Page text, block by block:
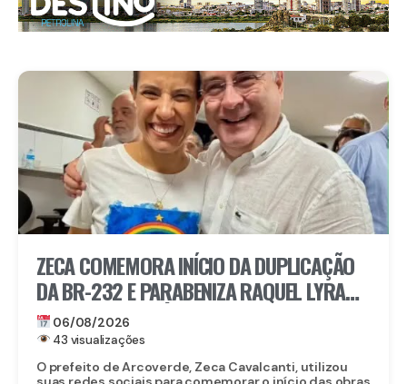
ZECA COMEMORA INÍCIO DA DUPLICAÇÃO
DA BR-232 E PARABENIZA RAQUEL LYRA
POR OBRA HISTÓRICA PARA O INTERIOR
06/08/2026
43 visualizações
O prefeito de Arcoverde, Zeca Cavalcanti, utilizou